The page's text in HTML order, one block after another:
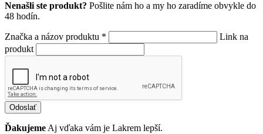
Nenašli ste produkt? Pošlite nám ho a my ho zaradíme obvykle do
48 hodín.
Značka a názov produktu *
Link na
produkt
Odoslať
Ďakujeme Aj vďaka vám je Lakrem lepší.